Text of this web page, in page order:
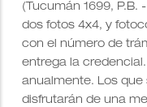
(Tucumán 1699, P.B.
dos fotos 4x4, y
con el número de
entrega la
anualmente. Los que
disfrutarán de una